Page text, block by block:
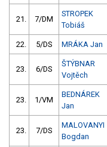
21. 7/DM
STROPEK
Tobiáš
22. 5/DS MRÁKA Jan
23. 6/DS
ŠTÝBNAR
Vojtěch
23. 1/VM
BEDNÁREK
Jan
23. 7/DS
MALOVANYI
Bogdan